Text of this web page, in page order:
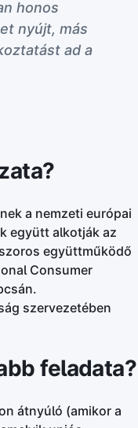
honos
nyújt, más
ad a
a nemzeti európai
együtt alkotják az
együttműködő
Consumer
szervezetében
feladata?
átnyúló (amikor a